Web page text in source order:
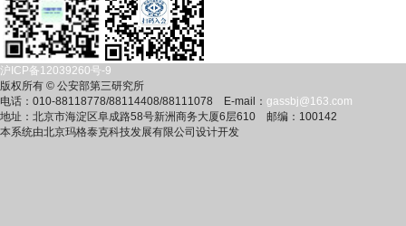
沪ICP备12039260号-9
版权所有 © 公安部第三研究所
电话：010-88118778/88114408/88111078 E-mail： gassbj@163.com
地址：北京市海淀区阜成路58号新洲商务大厦6层610 邮编：100142
本系统由北京玛格泰克科技发展有限公司设计开发